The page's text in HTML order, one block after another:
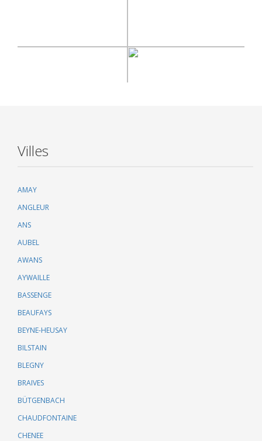
Villes
AMAY
ANGLEUR
ANS
AUBEL
AWANS
AYWAILLE
BASSENGE
BEAUFAYS
BEYNE-HEUSAY
BILSTAIN
BLEGNY
BRAIVES
BÜTGENBACH
CHAUDFONTAINE
CHENEE